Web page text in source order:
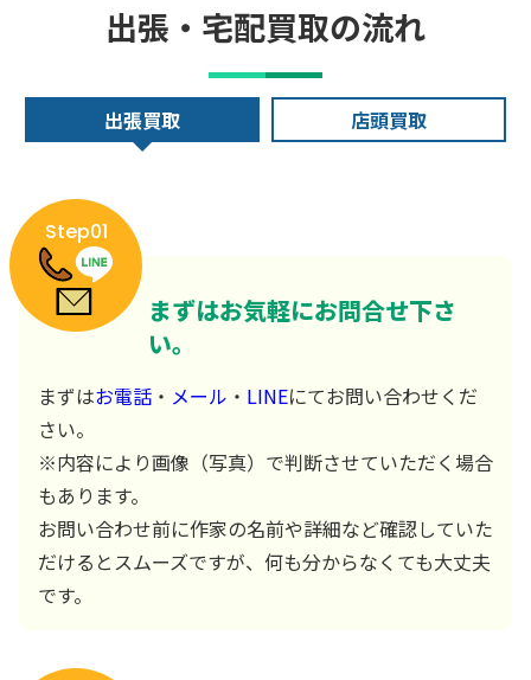
出張・宅配買取の流れ
出張買取 店頭買取
Step01
まずはお気軽にお問合せ下さ
い。
まずはお電話 ・ メール ・ LINEにてお問い合わせくだ
さい。
※内容により画像（写真）で判断させていただく場合
もあります。
お問い合わせ前に作家の名前や詳細など確認していた
だけるとスムーズですが、何も分からなくても大丈夫
です。